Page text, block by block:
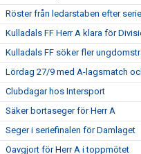
Röster från ledarstaben efter
Kulladals FF Herr A klara för
Kulladals FF söker fler
Lördag 27/9 med A-lagsmatch
Clubdagar hos Intersport
Säker bortaseger för Herr A
Seger i seriefinalen för Damlaget
Oavgjort för Herr A i toppmötet